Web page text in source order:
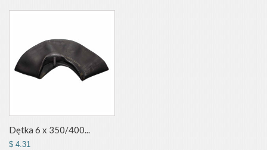
Dętka 6 x 350/400...
$ 4.31